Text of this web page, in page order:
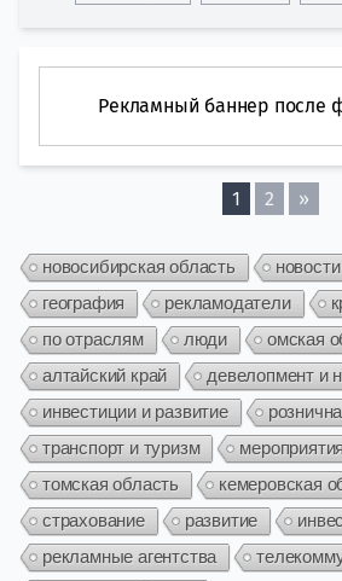
Рекламный баннер после
1 2 »
новосибирская область
география
рекламодатели
по отраслям
люди
омская
алтайский край
девелопмент и
инвестиции и развитие
транспорт и туризм
мероприятия
томская область
кемеровская
страхование
развитие
рекламные агентства